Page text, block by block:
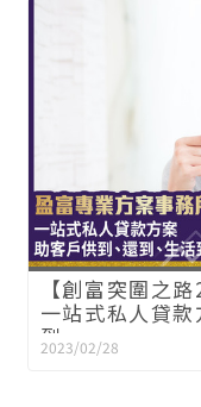
【創富突圍之
一站式私人貸
到
2023/02/28